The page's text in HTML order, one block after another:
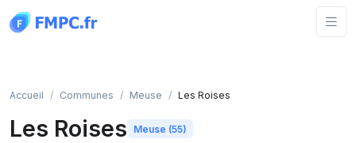
Accueil Communes Meuse Les Roises
Les Roises Meuse (55)
Panneau de gestion des cookies